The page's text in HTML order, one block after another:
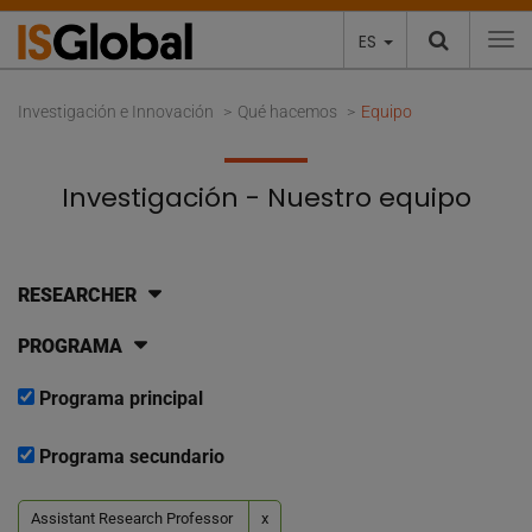
ES
Investigación e Innovación Qué hacemos Equipo
Investigación - Nuestro equipo
RESEARCHER
PROGRAMA
Programa principal
Programa secundario
Assistant Research Professor x